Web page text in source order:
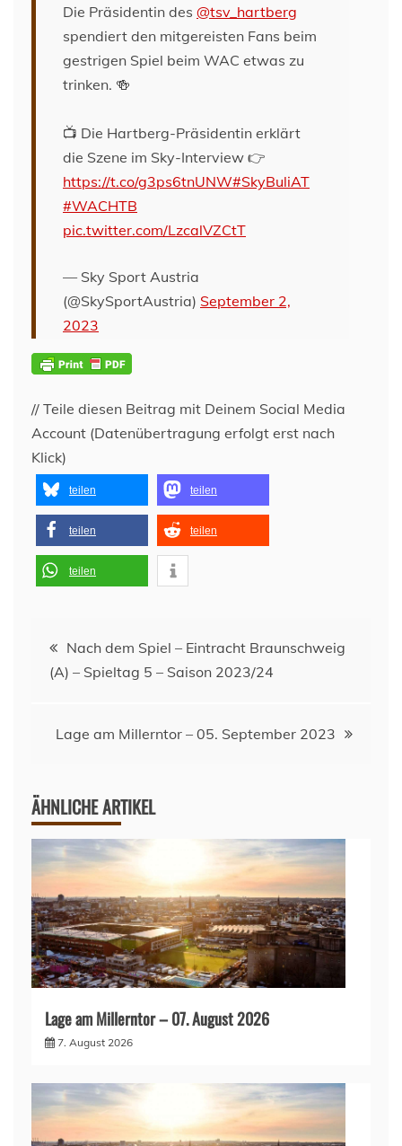
Die Präsidentin des @tsv_hartberg
spendiert den mitgereisten Fans beim
gestrigen Spiel beim WAC etwas zu
trinken. 🍻
📺 Die Hartberg-Präsidentin erklärt
die Szene im Sky-Interview 👉
https://t.co/g3ps6tnUNW#SkyBuliAT
#WACHTB
pic.twitter.com/LzcalVZCtT
— Sky Sport Austria
(@SkySportAustria) September 2,
2023
// Teile diesen Beitrag mit Deinem Social Media
Account (Datenübertragung erfolgt erst nach
Klick)
teilen teilen
teilen teilen
teilen
Beitragsnavigation
Nach dem Spiel – Eintracht Braunschweig
(A) – Spieltag 5 – Saison 2023/24
Lage am Millerntor – 05. September 2023
ÄHNLICHE ARTIKEL
Lage am Millerntor – 07. August 2026
7. August 2026